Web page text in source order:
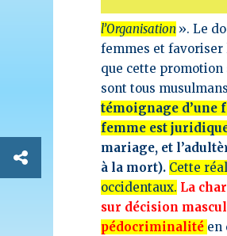
l’Organisation ». Le
femmes et favoriser
que cette promotion
sont tous
témoignage d’une
femme est
mariage, et
à la mort). Cette
occidentaux. La
sur décision
pédocriminalité en